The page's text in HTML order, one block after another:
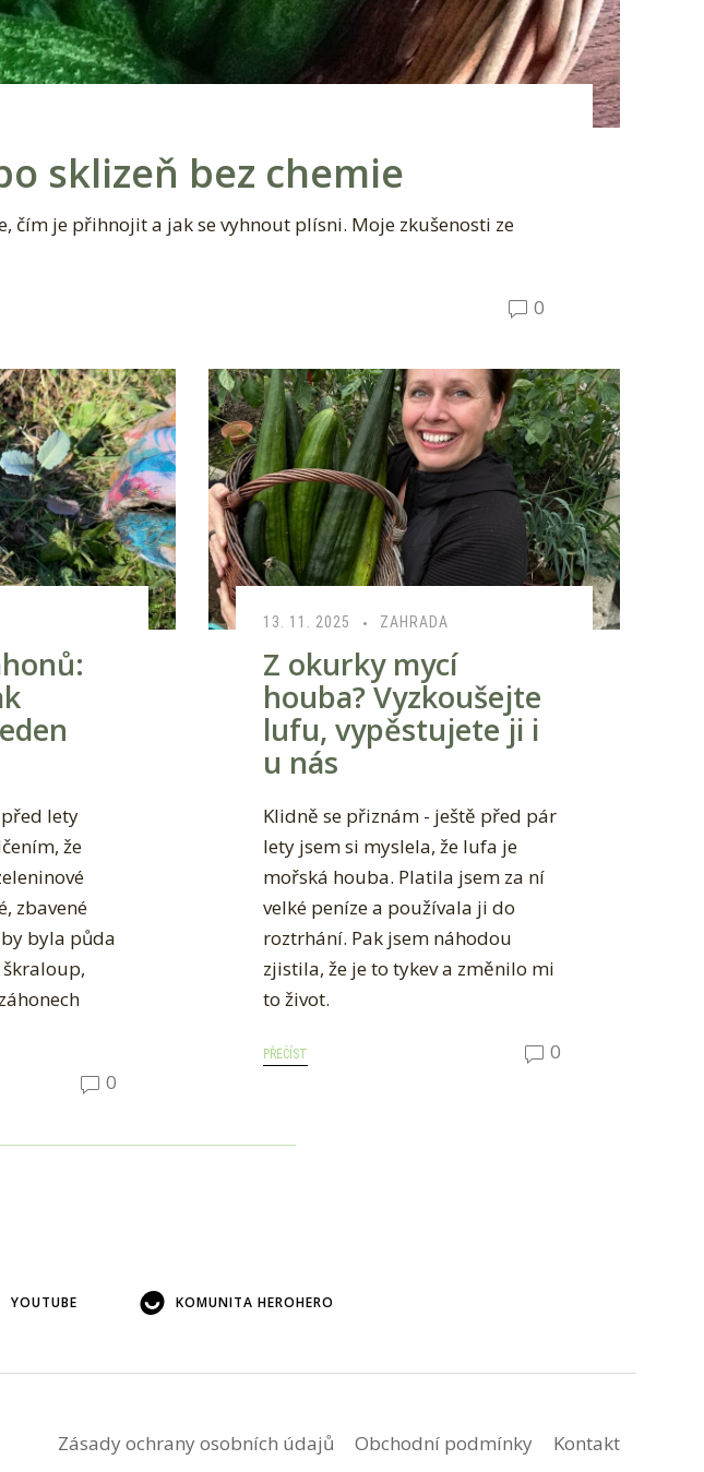
sklizeň bez chemie
čím je přihnojit a jak se vyhnout plísni. Moje zkušenosti ze
0
lety
že
zbavené
byla půda
0
13. 11. 2025 ZAHRADA
Z okurky mycí
houba? Vyzkoušejte
lufu, vypěstujete ji i
u nás
Klidně se přiznám - ještě před pár
lety jsem si myslela, že lufa je
mořská houba. Platila jsem za ní
velké peníze a používala ji do
roztrhání. Pak jsem náhodou
zjistila, že je to tykev a změnilo mi
to život.
PŘEČÍST 0
YOUTUBE KOMUNITA HEROHERO
Zásady ochrany osobních údajů Obchodní podmínky Kontakt